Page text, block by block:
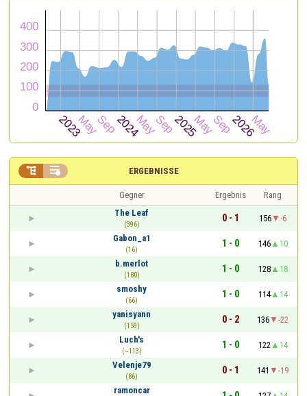
ERGEBNISSE
 
Gegner Ergebnis
Rang
The Leaf
(396)
0 - 1 156
-6
Gabon_a1
(16)
1 - 0 146
10
b.merlot
(180)
1 - 0 128
18
smoshy
(66)
1 - 0 114
14
yanisyann
(159)
0 - 2 136
-22
Luch's
(~113)
1 - 0 122
14
Velenje79
(86)
0 - 1 141
-19
ramoncar